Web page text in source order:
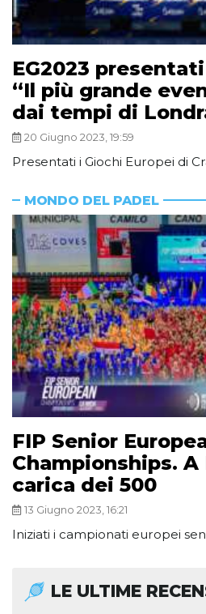
EG2023
“Il più grande
dai tempi di
20 Giugno 2023, 19:59
Presentati i Giochi Europei di
MONDO DEL PADEL
FIP Senior
Championships. A
carica dei 500
13 Giugno 2023, 16:21
Iniziati i campionati europei
LE ULTIME